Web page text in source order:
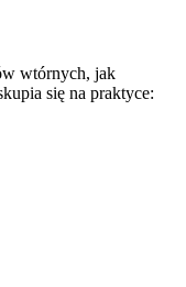
wtórnych, jak
się na praktyce: